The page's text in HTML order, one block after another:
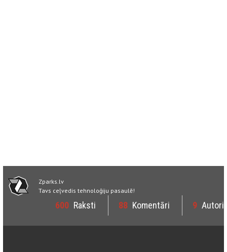
Zparks.lv
Tavs ceļvedis tehnoloģiju pasaulē!
600 Raksti 88 Komentāri 9 Autori